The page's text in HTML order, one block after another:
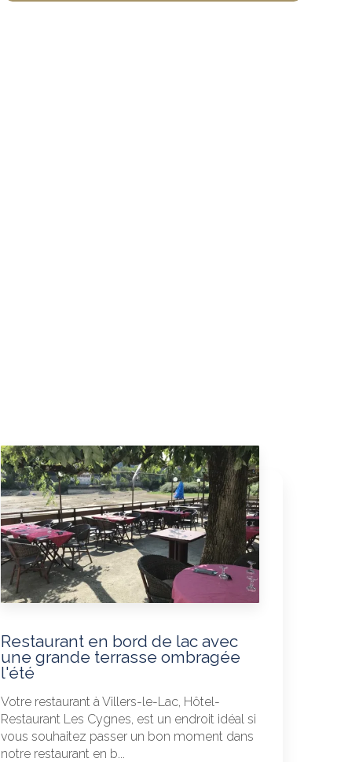
Restaurant en bord de lac avec
une grande terrasse ombragée
l'été
Votre restaurant à Villers-le-Lac, Hôtel-
Restaurant Les Cygnes, est un endroit idéal si
vous souhaitez passer un bon moment dans
notre restaurant en b...